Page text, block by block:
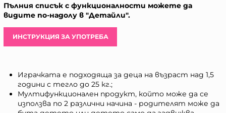
Пълния списък с функционалности можете да
видите по-надолу в "Детайли".
ИНСТРУКЦИЯ ЗА УПОТРЕБА
Играчката е подходяща за деца на възраст над 1,5
години с тегло до 25 кг.;
Мултифункционален продукт, който може да се
използва по 2 различни начина - родителят може да